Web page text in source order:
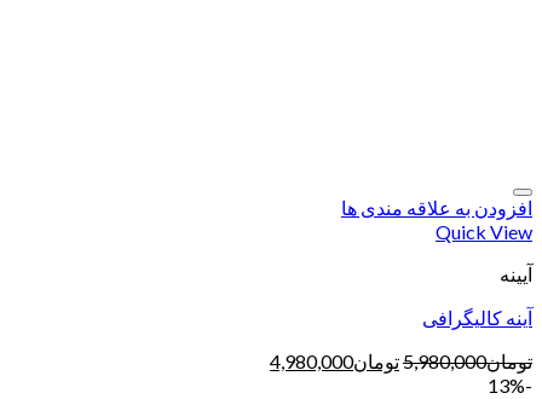
افزودن به علاقه مندی ها
Quick View
آیینه
آینه کالیگرافی
تومان5,980,000تومان4,980,000
-13%